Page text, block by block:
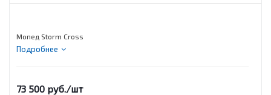
Мопед Storm Cross
Подробнее
73 500 руб./шт